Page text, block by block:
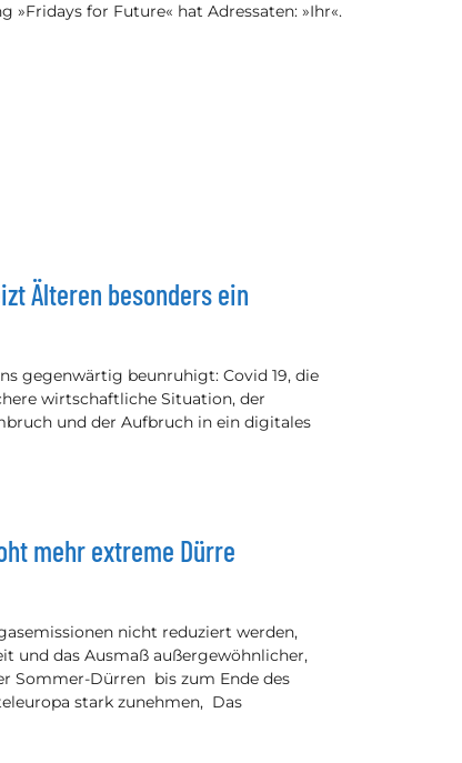
»Fridays for Future« hat Adressaten: »Ihr«.
Älteren besonders ein
gegenwärtig beunruhigt: Covid 19, die
wirtschaftliche Situation, der
und der Aufbruch in ein digitales
mehr extreme Dürre
nicht reduziert werden,
und das Ausmaß außergewöhnlicher,
Sommer-Dürren bis zum Ende des
stark zunehmen, Das